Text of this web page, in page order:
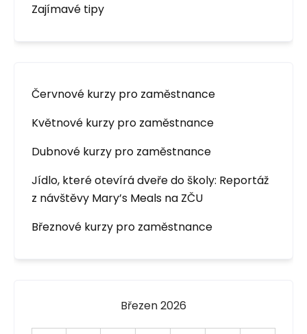
Zajímavé tipy
Červnové kurzy pro zaměstnance
Květnové kurzy pro zaměstnance
Dubnové kurzy pro zaměstnance
Jídlo, které otevírá dveře do školy: Reportáž
z návštěvy Mary’s Meals na ZČU
Březnové kurzy pro zaměstnance
Březen 2026